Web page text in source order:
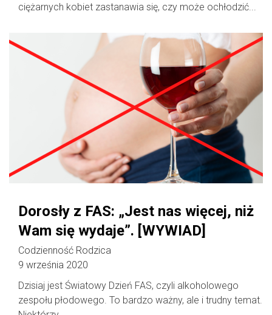
ciężarnych kobiet zastanawia się, czy może ochłodzić...
Dorosły z FAS: „Jest nas więcej, niż
Wam się wydaje”. [WYWIAD]
Codzienność Rodzica
9 września 2020
Dzisiaj jest Światowy Dzień FAS, czyli alkoholowego
zespołu płodowego. To bardzo ważny, ale i trudny temat.